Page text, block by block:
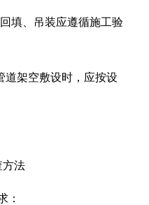
、吊装应遵循施工验
架空敷设时，应按设
法
：